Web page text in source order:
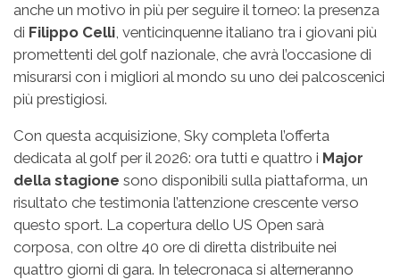
anche un motivo in più per seguire il torneo: la presenza
di Filippo Celli, venticinquenne italiano tra i giovani più
promettenti del golf nazionale, che avrà l’occasione di
misurarsi con i migliori al mondo su uno dei palcoscenici
più prestigiosi.
Con questa acquisizione, Sky completa l’offerta
dedicata al golf per il 2026: ora tutti e quattro i Major
della stagione sono disponibili sulla piattaforma, un
risultato che testimonia l’attenzione crescente verso
questo sport. La copertura dello US Open sarà
corposa, con oltre 40 ore di diretta distribuite nei
quattro giorni di gara. In telecronaca si alterneranno